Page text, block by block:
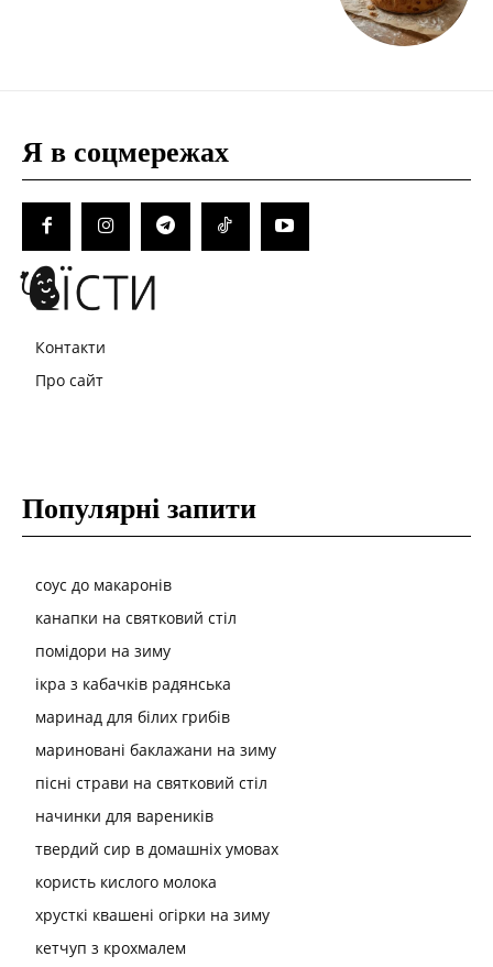
Я в соцмережах
Контакти
Про сайт
Популярні запити
соус до макаронів
канапки на святковий стіл
помідори на зиму
ікра з кабачків радянська
маринад для білих грибів
мариновані баклажани на зиму
пісні страви на святковий стіл
начинки для вареників
твердий сир в домашніх умовах
користь кислого молока
хрусткі квашені огірки на зиму
кетчуп з крохмалем